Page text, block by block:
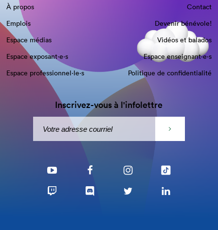
À propos
Contact
Emplois
Devenir bénévole!
Espace médias
Vidéos et balados
Espace exposant·e⋅s
Espace enseignant·e⋅s
Espace professionnel·le⋅s
Politique de confidentialité
Inscrivez-vous à l'infolettre